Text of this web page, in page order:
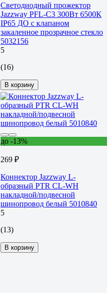
Светодиодный прожектор
Jazzway PFL-C3 300Вт 6500К
IP65 ДО с клапаном
закаленное прозрачное стекло
5032156
5
(16)
В корзину
до -13%
269 ₽
Коннектор Jazzway L-
образный PTR CL-WH
накладной/подвесной
шинопровод белый 5010840
5
(13)
В корзину